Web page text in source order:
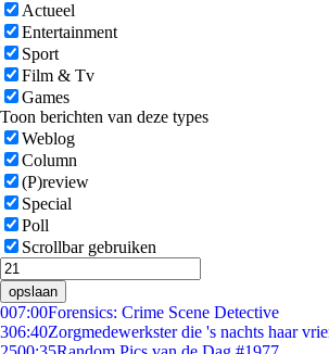
Actueel
Entertainment
Sport
Film & Tv
Games
Toon berichten van deze types
Weblog
Column
(P)review
Special
Poll
Scrollbar gebruiken
opslaan
007:00Forensics: Crime Scene Detective
306:40Zorgmedewerkster die 's nachts haar